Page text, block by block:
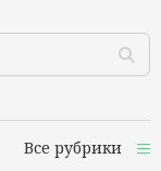
Все рубрики